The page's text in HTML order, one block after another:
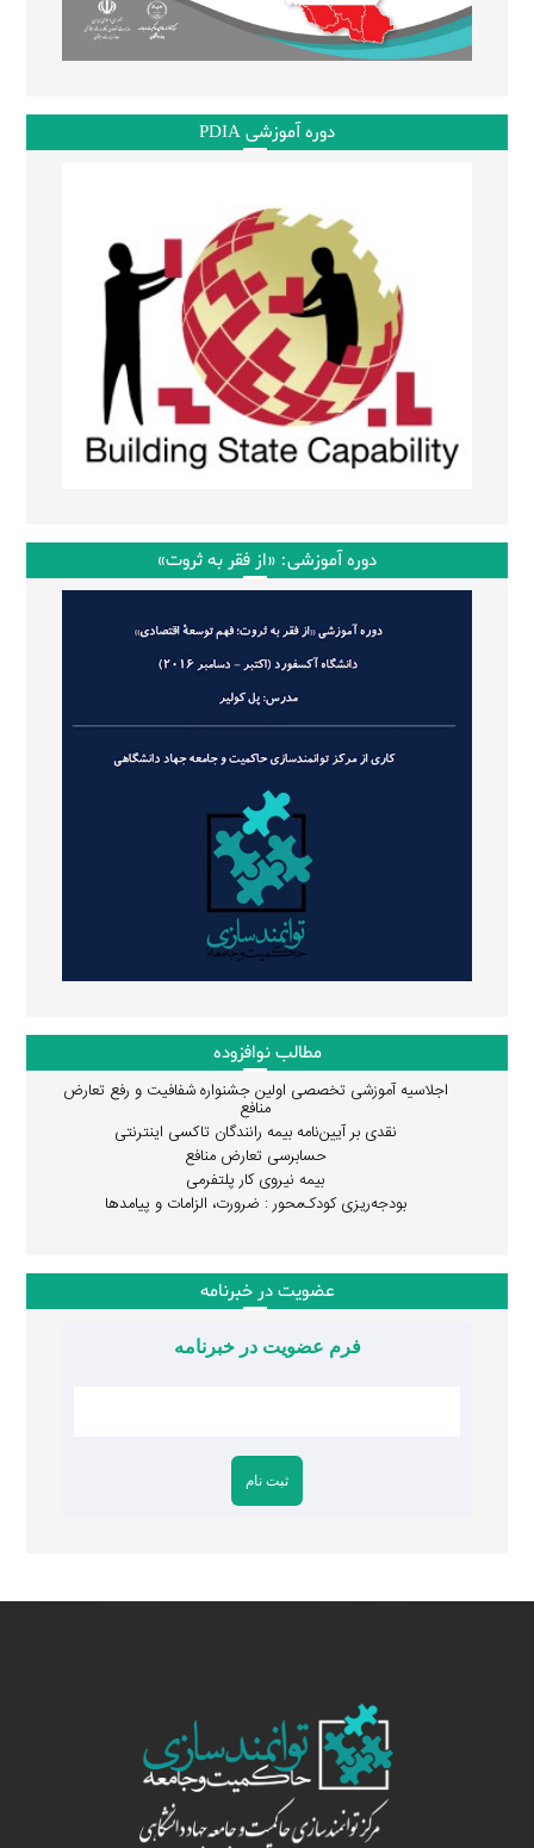
دوره آموزشی PDIA
دوره آموزشی: «از فقر به ثروت»
مطالب نوافزوده
اجلاسیه آموزشی تخصصی اولین جشنواره شفافیت و رفع تعارض
منافع
نقدی بر آیین‌نامه بیمه رانندگان تاکسی اینترنتی
حسابرسی تعارض منافع
بیمه نیروی کار پلتفرمی
بودجه‌ریزی کودک‌محور : ضرورت، الزامات و پیامدها
عضویت در خبرنامه
فرم عضویت در خبرنامه